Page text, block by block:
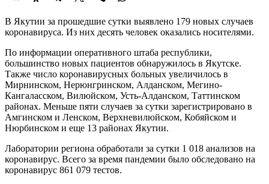
В Якутии за прошедшие сутки выявлено 179 новых случаев
коронавируса. Из них десять человек оказались носителями.
По информации оперативного штаба республики,
большинство новых пациентов обнаружилось в Якутске.
Также число коронавирусных больных увеличилось в
Мирнинском, Нерюнгринском, Алданском, Мегино-
Кангаласском, Вилюйском, Усть-Алданском, Таттинском
районах. Меньше пяти случаев за сутки зарегистрировано в
Амгинском и Ленском, Верхневилюйском, Кобяйском и
Нюрбинском и еще 13 районах Якутии.
Лаборатории региона обработали за сутки 1 018 анализов на
коронавирус. Всего за время пандемии было обследовано на
коронавирус 861 079 тестов.